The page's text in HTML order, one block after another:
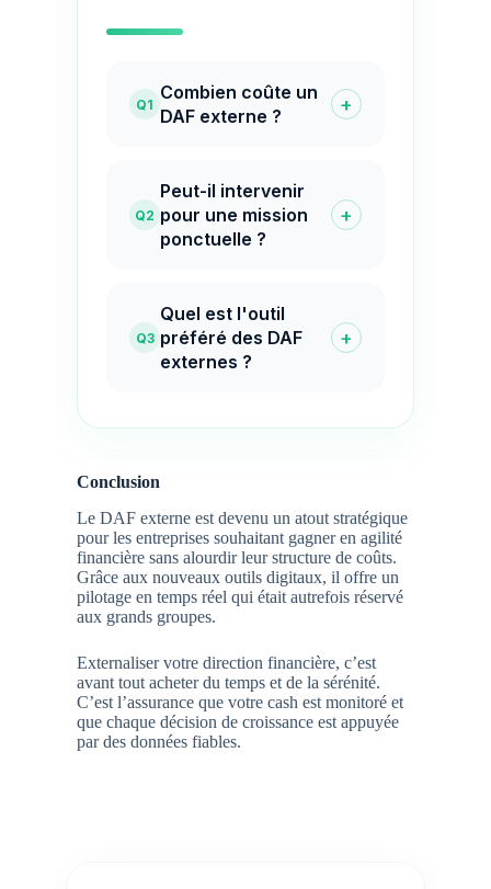
Q1
Combien coûte un
DAF externe ?
+
Q2
Peut-il intervenir
pour une mission
ponctuelle ?
+
Q3
Quel est l'outil
préféré des DAF
externes ?
+
Conclusion
Le DAF externe est devenu un atout stratégique
pour les entreprises souhaitant gagner en agilité
financière sans alourdir leur structure de coûts.
Grâce aux nouveaux outils digitaux, il offre un
pilotage en temps réel qui était autrefois réservé
aux grands groupes.
Externaliser votre direction financière, c’est
avant tout acheter du temps et de la sérénité.
C’est l’assurance que votre cash est monitoré et
que chaque décision de croissance est appuyée
par des données fiables.